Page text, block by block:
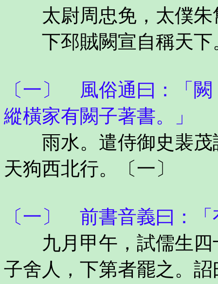
太尉周忠免，太僕朱
下邳賊闕宣自稱天下
〔一〕 風俗通曰：「
縱橫家有闕子著書。」
雨水。遣侍御史裴茂
天狗西北行。〔一〕
〔一〕 前書音義曰：
九月甲午，試儒生四
子舍人，下第者罷之。